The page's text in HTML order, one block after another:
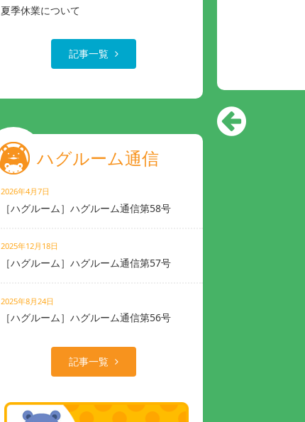
夏季休業について
記事一覧
ハグルーム通信
2026年4月7日
［ハグルーム］ハグルーム通信第58号
2025年12月18日
［ハグルーム］ハグルーム通信第57号
2025年8月24日
［ハグルーム］ハグルーム通信第56号
記事一覧